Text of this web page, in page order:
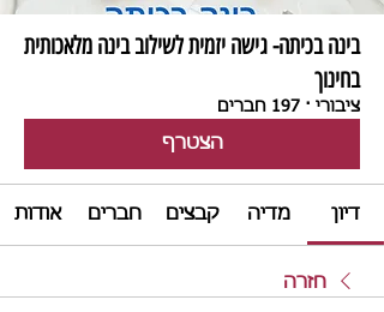
בינה בכיתה- גישה יזמית לשילוב בינה מלאכותית
בחינוך
ציבורי · 197 חברים
הצטרף
דיון מדיה קבצים חברים אודות
חזרה